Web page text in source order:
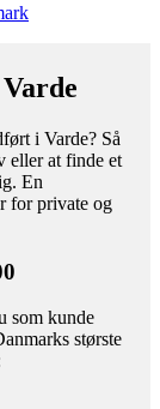
i Varde? Så
eller at finde et
En
for private og
som kunde
største